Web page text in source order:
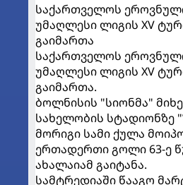
საქართველოს
უმაღლესი ლიგის XV
გაიმართა
საქართველოს
უმაღლესი ლიგის XV
გაიმართა.
ბოლნისის "სიონმა"
სახელობის სტადიონზე
მორიგი სამი ქულა
ერთადერთი გოლი 63-ე
ახალაიამ გაიტანა.
სამტრედიაში წააგო